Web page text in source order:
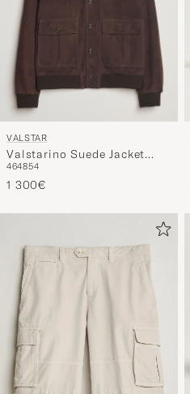
VALSTAR
Valstarino Suede Jacket
Dark Brown
464854
1 300€